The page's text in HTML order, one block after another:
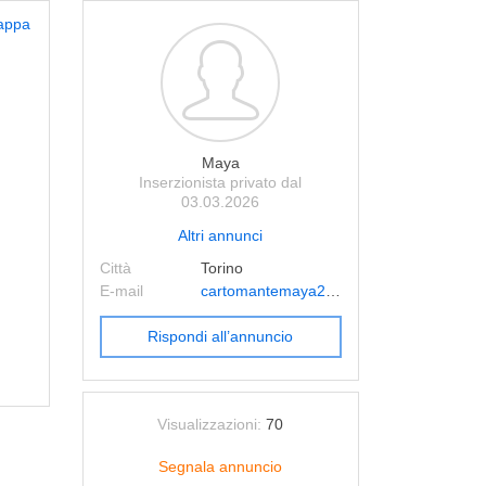
Maya
Inserzionista privato dal
03.03.2026
Altri annunci
Città
Torino
E-mail
Rispondi all’annuncio
Visualizzazioni: 70
Segnala annuncio